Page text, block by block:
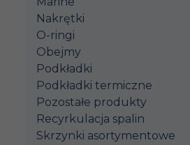
Nakrętki
O-ringi
Obejmy
Podkładki
Podkładki termiczne
Pozostałe produkty
Recyrkulacja spalin
Skrzynki asortymentowe